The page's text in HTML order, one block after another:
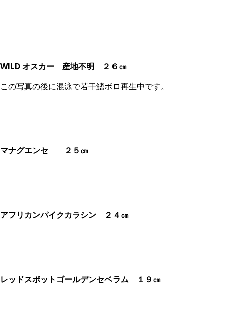
WILD オスカー 産地不明
２６㎝
この写真の後に混泳で若干鰭ボロ再生中です。
マナグエンセ ２５㎝
アフリカンパイクカラシン ２４㎝
レッドスポットゴールデンセベラム １９㎝